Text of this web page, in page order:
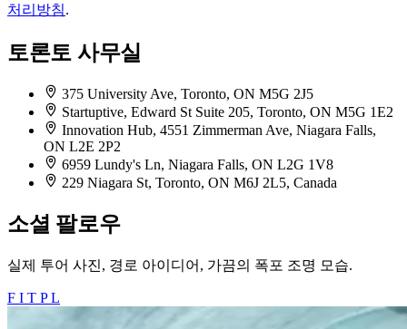
처리방침.
토론토 사무실
375 University Ave, Toronto, ON M5G 2J5
Startuptive, Edward St Suite 205, Toronto, ON M5G 1E2
Innovation Hub, 4551 Zimmerman Ave, Niagara Falls,
ON L2E 2P2
6959 Lundy's Ln, Niagara Falls, ON L2G 1V8
229 Niagara St, Toronto, ON M6J 2L5, Canada
소셜 팔로우
실제 투어 사진, 경로 아이디어, 가끔의 폭포 조명 모습.
F I T P L